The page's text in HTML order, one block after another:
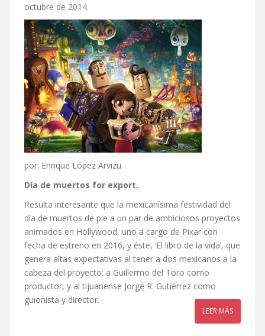
octubre de 2014.
por: Enrique López Arvizu
Día de muertos for export.
Resulta interesante que la mexicanísima festividad del
día de muertos de pie a un par de ambiciosos proyectos
animados en Hollywood, uno a cargo de Pixar con
fecha de estreno en 2016, y éste, ‘El libro de la vida’, que
genera altas expectativas al tener a dos mexicanos a la
cabeza del proyecto; a Guillermo del Toro como
productor, y al tijuanense Jorge R. Gutiérrez como
guionista y director.
LEER MÁS